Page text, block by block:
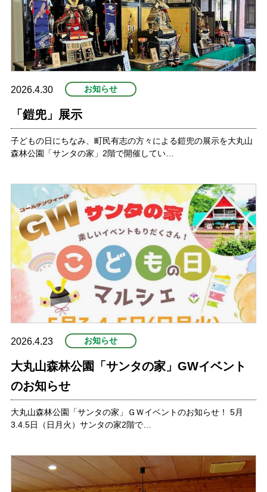
2026.4.30 お知らせ
「鎧兜」展示
子どもの日にちなみ、町民有志の方々による鎧兜の展示を大丸山
森林公園「サンタの家」2階で開催してい…
2026.4.23 お知らせ
大丸山森林公園「サンタの家」GWイベント
のお知らせ
大丸山森林公園「サンタの家」ＧＷイベントのお知らせ！ 5月
3.4.5日（日月火）サンタの家2階で…